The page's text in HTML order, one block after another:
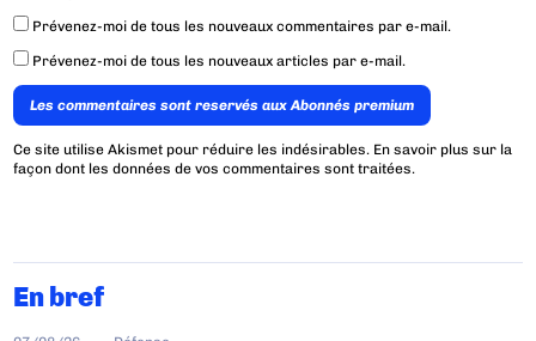
Prévenez-moi de tous les nouveaux commentaires par e-mail.
Prévenez-moi de tous les nouveaux articles par e-mail.
Les commentaires sont reservés aux Abonnés premium
Ce site utilise Akismet pour réduire les indésirables. En savoir plus sur la
façon dont les données de vos commentaires sont traitées.
En bref